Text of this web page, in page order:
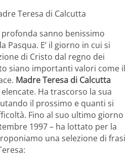
Teresa di Calcutta
sanno benissimo
Pasqua. E’ il giorno in cui si
di Cristo dal regno dei
siano importanti valori come il
Madre Teresa di Calcutta
Ha trascorso la sua
il prossimo e quanti si
Fino al suo ultimo giorno
1997 – ha lottato per la
una selezione di frasi